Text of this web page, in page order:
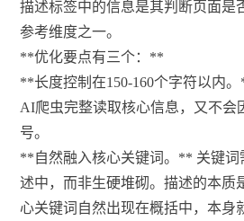
描述标签中的信息是其判断页面是
参考维度之一。
**优化要点有三个：**
**长度控制在150-160个字符以内
AI爬虫完整读取核心信息，又不会
号。
**自然融入核心关键词。** 关键词
述中，而非生硬堆砌。描述的本质
心关键词自然出现在概括中，本身